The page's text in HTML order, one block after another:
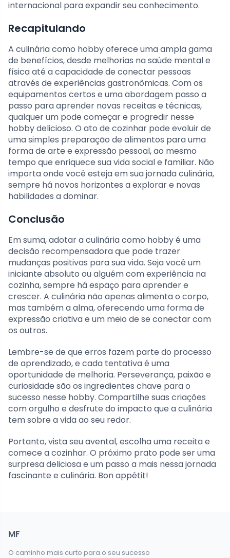
internacional para expandir seu conhecimento.
Recapitulando
A culinária como hobby oferece uma ampla gama
de benefícios, desde melhorias na saúde mental e
física até a capacidade de conectar pessoas
através de experiências gastronômicas. Com os
equipamentos certos e uma abordagem passo a
passo para aprender novas receitas e técnicas,
qualquer um pode começar e progredir nesse
hobby delicioso. O ato de cozinhar pode evoluir de
uma simples preparação de alimentos para uma
forma de arte e expressão pessoal, ao mesmo
tempo que enriquece sua vida social e familiar. Não
importa onde você esteja em sua jornada culinária,
sempre há novos horizontes a explorar e novas
habilidades a dominar.
Conclusão
Em suma, adotar a culinária como hobby é uma
decisão recompensadora que pode trazer
mudanças positivas para sua vida. Seja você um
iniciante absoluto ou alguém com experiência na
cozinha, sempre há espaço para aprender e
crescer. A culinária não apenas alimenta o corpo,
mas também a alma, oferecendo uma forma de
expressão criativa e um meio de se conectar com
os outros.
Lembre-se de que erros fazem parte do processo
de aprendizado, e cada tentativa é uma
oportunidade de melhoria. Perseverança, paixão e
curiosidade são os ingredientes chave para o
sucesso nesse hobby. Compartilhe suas criações
com orgulho e desfrute do impacto que a culinária
tem sobre a vida ao seu redor.
Portanto, vista seu avental, escolha uma receita e
comece a cozinhar. O próximo prato pode ser uma
surpresa deliciosa e um passo a mais nessa jornada
fascinante e culinária. Bon appétit!
MF
O caminho mais curto para o seu sucesso